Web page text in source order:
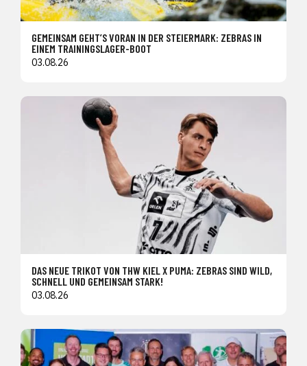
GEMEINSAM GEHT’S VORAN IN DER STEIERMARK: ZEBRAS IN
EINEM TRAININGSLAGER-BOOT
03.08.26
DAS NEUE TRIKOT VON THW KIEL X PUMA: ZEBRAS SIND WILD,
SCHNELL UND GEMEINSAM STARK!
03.08.26